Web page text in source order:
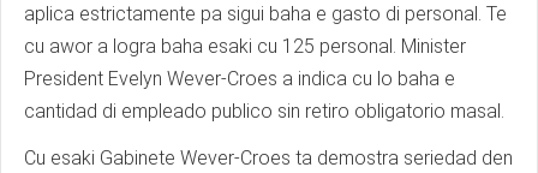
aplica estrictamente pa sigui baha e gasto di personal. Te
cu awor a logra baha esaki cu 125 personal. Minister
President Evelyn Wever-Croes a indica cu lo baha e
cantidad di empleado publico sin retiro obligatorio masal.
Cu esaki Gabinete Wever-Croes ta demostra seriedad den